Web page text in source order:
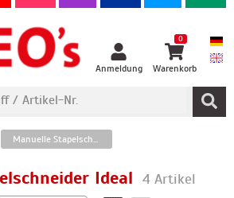
Anmeldung
0
Warenkorb
Manuelle Stapelschneider Ideal
Ideal 4 Artikel